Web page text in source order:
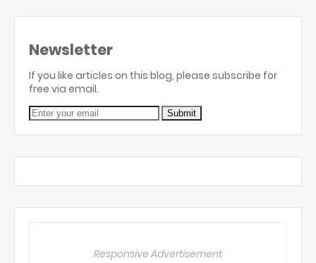
Newsletter
If you like articles on this blog, please subscribe for
free via email.
Responsive Advertisement